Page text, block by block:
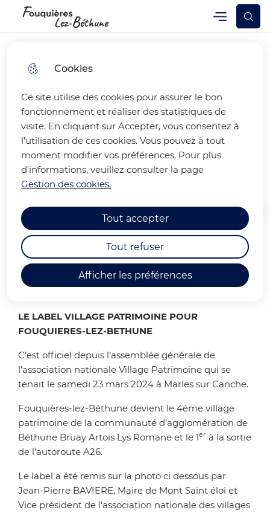
Cookies
Ce site utilise des cookies pour assurer le bon
fonctionnement et réaliser des statistiques de
visite. En cliquant sur Accepter, vous consentez à
l'utilisation de ces cookies. Vous pouvez à tout
moment modifier vos préférences. Pour plus
d'informations, veuillez consulter la page
Gestion des cookies.
Afficher les préférences
Tout accepter
Tout refuser
Skip
menu
to
search
principal
Skip to
site
map
Fouquières-lez-Béthune Menu principal
Menu
LE LABEL VILLAGE
PATRIMOINE POUR
FOUQUIERES
La commune décroche le label
national Village Patrimoine
LE LABEL VILLAGE PATRIMOINE POUR
FOUQUIERES-LEZ-BETHUNE
C’est officiel depuis l’assemblée générale de
l’association nationale Village Patrimoine qui se
tenait le samedi 23 mars 2024 à Marles sur Canche.
Fouquières-lez-Béthune devient le 4éme village
patrimoine de la communauté d’agglomération de
Béthune Bruay Artois Lys Romane et le 1er à la sortie
de l’autoroute A26.
Le label a été remis sur la photo ci dessous par
Jean-Pierre BAVIERE, Maire de Mont Saint éloi et
Vice président de l'association nationale des villages